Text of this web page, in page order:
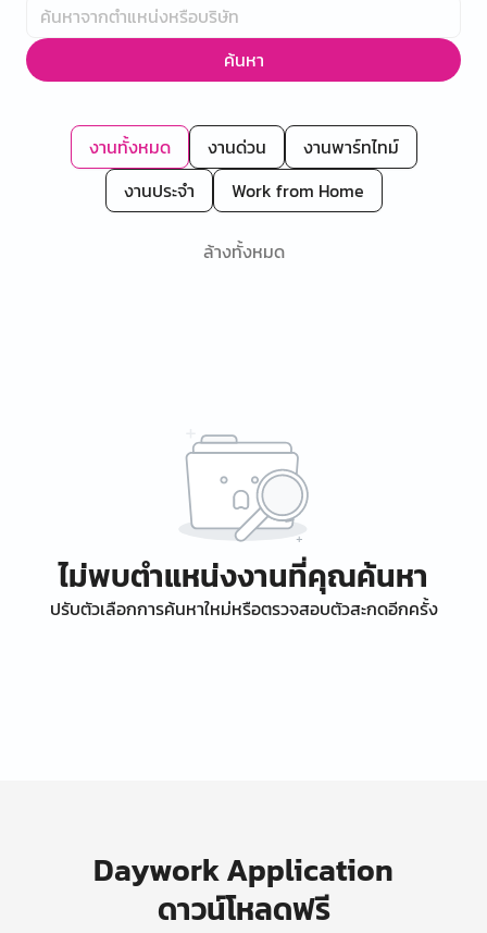
ค้นหา
งานทั้งหมด งานด่วน
งานพาร์ทไทม์
งานประจำ
Work from Home
ล้างทั้งหมด
ไม่พบตำแหน่งงานที่คุณค้นหา
ปรับตัวเลือกการค้นหาใหม่หรือตรวจสอบตัวสะกดอีกครั้ง
Daywork Application
ดาวน์โหลดฟรี